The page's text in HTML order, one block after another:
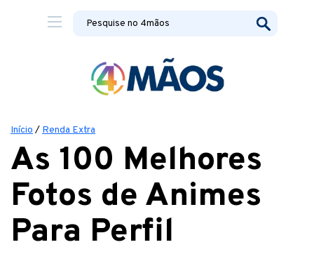
Início / Renda Extra
As 100 Melhores
Fotos de Animes
Para Perfil